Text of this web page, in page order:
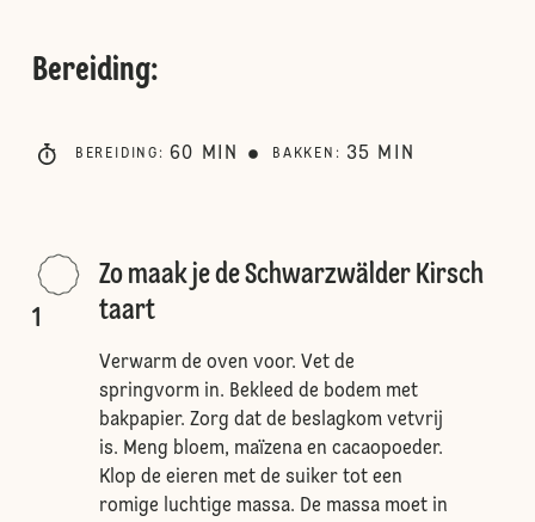
Bereiding:
BEREIDING : 60 MIN BAKKEN : 35 MIN
1
Zo maak je de Schwarzwälder Kirsch
taart
Verwarm de oven voor. Vet de
springvorm in. Bekleed de bodem met
bakpapier. Zorg dat de beslagkom vetvrij
is. Meng bloem, maïzena en cacaopoeder.
Klop de eieren met de suiker tot een
romige luchtige massa. De massa moet in